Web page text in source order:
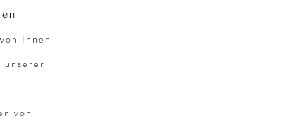
Ihnen
unserer
von